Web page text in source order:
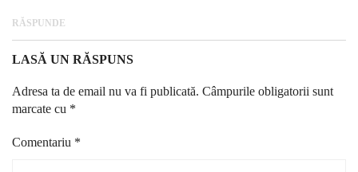
RĂSPUNDE
LASĂ UN RĂSPUNS
Adresa ta de email nu va fi publicată. Câmpurile obligatorii sunt
marcate cu *
Comentariu *